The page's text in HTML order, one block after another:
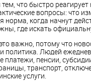
тем, что быстро
вопросы: что
норма, когда начнут
где искать
важно, потому что
политика. Людей
пенсии,
транспорт,
услуги.